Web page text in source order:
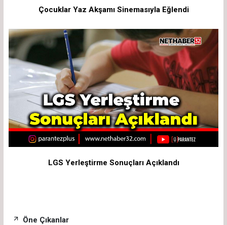
Çocuklar Yaz Akşamı Sinemasıyla Eğlendi
LGS Yerleştirme Sonuçları Açıklandı
Öne Çıkanlar